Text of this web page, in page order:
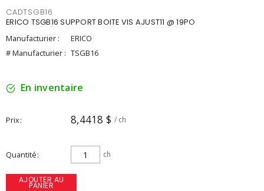
CADTSGB16
ERICO TSGB16 SUPPORT BOITE VIS AJUST11 @ 19PO
Manufacturier :
ERICO
# Manufacturier : TSGB16
En inventaire
Prix 8,4418 $ / ch
Quantité ch
AJOUTER AU
PANIER